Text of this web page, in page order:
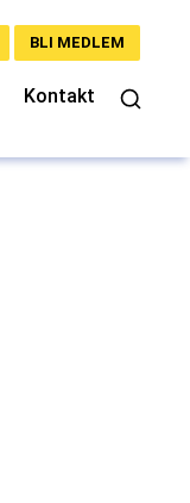
BLI MEDLEM
Kontakt